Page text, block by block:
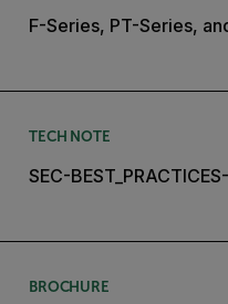
F-Series, PT-Series,
TECH NOTE
SEC-
BROCHURE